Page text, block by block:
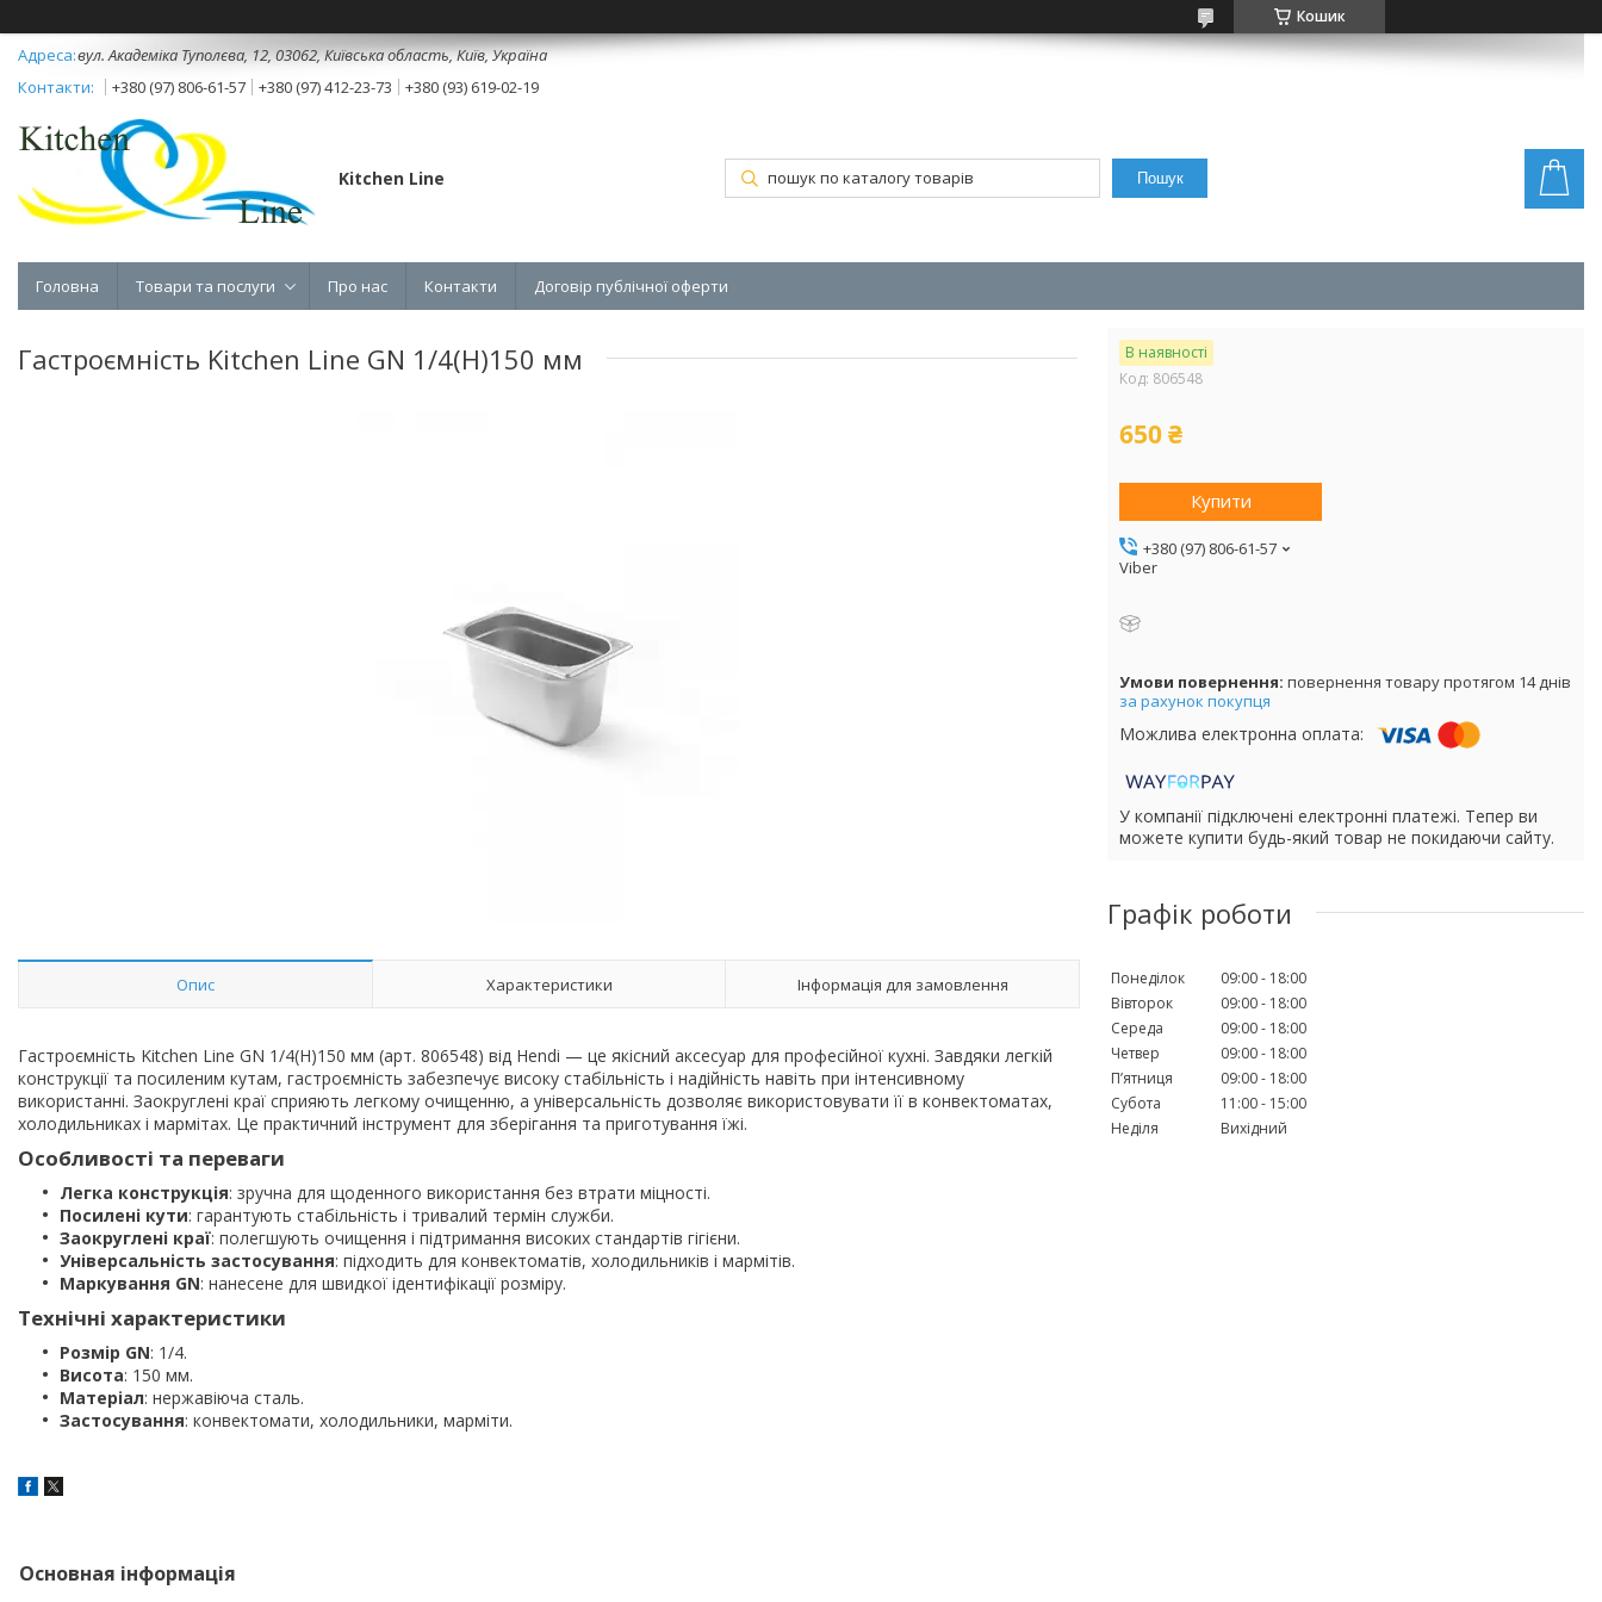
Кошик
вул. Академіка Туполєва, 12, 03062, Київська область, Київ, Україна
+380 (97) 806-61-57
+380 (97) 412-23-73 +380 (93) 619-02-19
Kitchen Line Пошук
Головна Товари та послуги Про нас Контакти Договір публічної оферти
Гастроємність Kitchen Line GN 1/4(H)150 мм
Опис Характеристики Інформація для замовлення
Гастроємність Kitchen Line GN 1/4(H)150 мм (арт. 806548) від Hendi — це якісний аксесуар для професійної кухні. Завдяки легкій
конструкції та посиленим кутам, гастроємність забезпечує високу стабільність і надійність навіть при інтенсивному
використанні. Заокруглені краї сприяють легкому очищенню, а універсальність дозволяє використовувати її в конвектоматах,
холодильниках і мармітах. Це практичний інструмент для зберігання та приготування їжі.
Особливості та переваги
Легка конструкція: зручна для щоденного використання без втрати міцності.
Посилені кути: гарантують стабільність і тривалий термін служби.
Заокруглені краї: полегшують очищення і підтримання високих стандартів гігієни.
Універсальність застосування: підходить для конвектоматів, холодильників і мармітів.
Маркування GN: нанесене для швидкої ідентифікації розміру.
Технічні характеристики
Розмір GN: 1/4.
Висота: 150 мм.
Матеріал: нержавіюча сталь.
Застосування: конвектомати, холодильники, марміти.
В наявності
Код: 806548
650 ₴
Купити
+380 (97) 806-61-57
Viber
повернення товару протягом 14 днів
за рахунок покупця
У компанії підключені електронні платежі. Тепер ви
можете купити будь-який товар не покидаючи сайту.
Графік роботи
Понеділок 09:00
18:00
Вівторок
09:00
18:00
Середа
09:00
18:00
Четвер
09:00
18:00
Пʼятниця
09:00
18:00
Субота
11:00
15:00
Неділя
Вихідний
Основная інформація